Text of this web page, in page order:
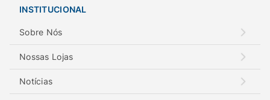
INSTITUCIONAL
Sobre Nós
Nossas Lojas
Notícias